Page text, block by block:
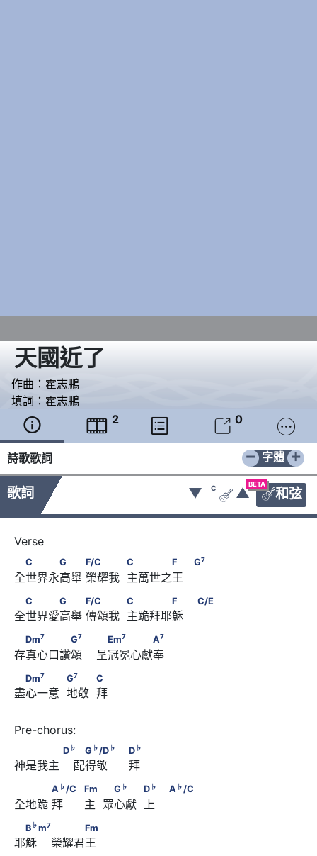
天國近了
作曲： 霍志鵬
填詞： 霍志鵬
  2   0 
詩歌歌詞 − +
字體
歌詞
BETA
和弦
▼ C
 ▲
C　　　G　　      F/C　　　            C　　　　F
G7
C G F/C C F G7
全世界永高舉 榮耀我  主萬世之王
C　　　G　　      F/C　　　            C　　　　F
C/E
C G F/C C F C/E
全世界愛高舉 傳頌我  主跪拜耶穌
Dm7 G Em
Dm7 G7 Em7 A7
存真心口讚頌    呈冠冕心獻奉
Dm7 G
Dm7 G7 C
盡心一意  地敬  拜
D♭ G
D
D ♭ G ♭ /D ♭ D ♭
神是我主    配得敬      拜
A
♭/C　                                    Fm
G♭ D♭ A
A ♭/C Fm G ♭ D ♭ A ♭/C
全地跪 拜      主  眾心獻  上
B ♭ m Fm
B ♭m7 Fm
耶穌    榮耀君王